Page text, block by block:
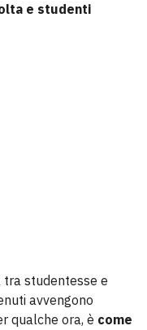
e studenti
studentesse e
avvengono
qualche ora, è come